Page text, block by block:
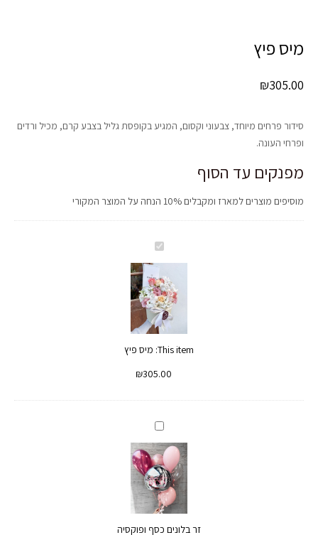
מיס פיץ
₪305.00
סידור פרחים מיוחד, צבעוני וקסום, המגיע בקופסת גליל בצבע קרם, מכיל ורדים
ופרחי העונה.
מפנקים עד הסוף
מוסיפים מוצרים למארז ומקבלים 10% הנחה על המוצר המקורי
מיס
פיץ
This item: מיס פיץ
₪305.00
זר
בלונים
כסף
ופוקסיה
זר בלונים כסף ופוקסיה